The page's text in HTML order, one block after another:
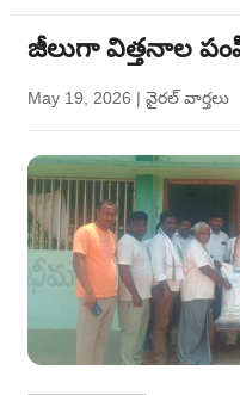
జీలుగా విత్తనాల
May 19, 2026 | వైరల్ వార్తలు